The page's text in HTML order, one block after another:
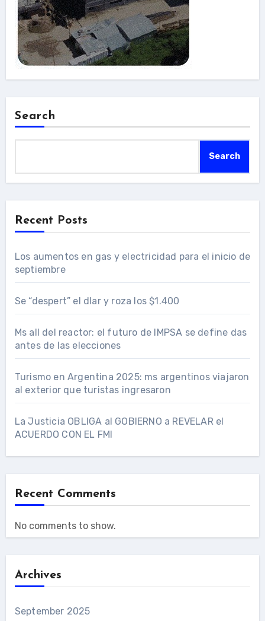
Search
Search
Recent Posts
Los aumentos en gas y electricidad para el inicio de
septiembre
Se “despert” el dlar y roza los $1.400
Ms all del reactor: el futuro de IMPSA se define das
antes de las elecciones
Turismo en Argentina 2025: ms argentinos viajaron
al exterior que turistas ingresaron
La Justicia OBLIGA al GOBIERNO a REVELAR el
ACUERDO CON EL FMI
Recent Comments
No comments to show.
Archives
September 2025